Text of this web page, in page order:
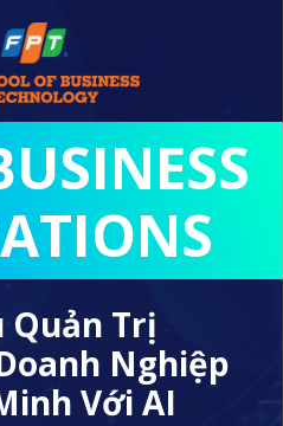
Quản Trị
Nghiệp
Với AI